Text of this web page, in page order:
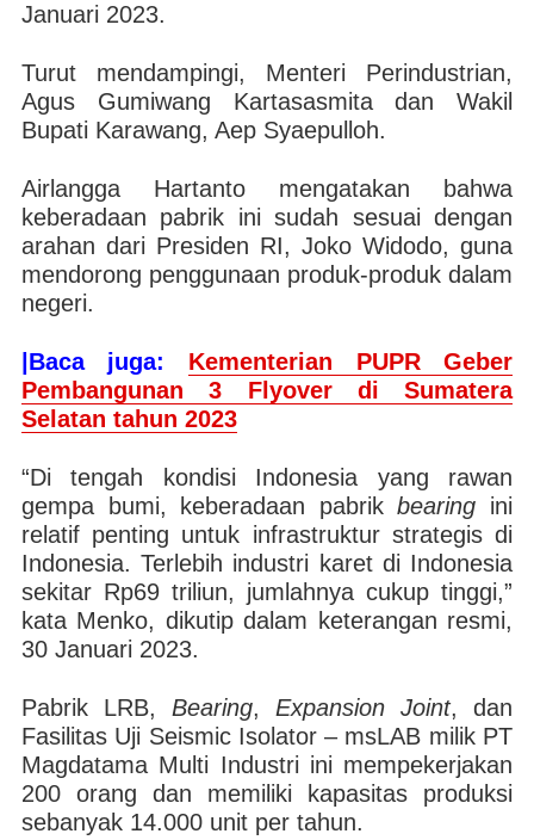
Januari 2023.
Turut mendampingi, Menteri Perindustrian,
Agus Gumiwang Kartasasmita dan Wakil
Bupati Karawang, Aep Syaepulloh.
Airlangga Hartanto mengatakan bahwa
keberadaan pabrik ini sudah sesuai dengan
arahan dari Presiden RI, Joko Widodo, guna
mendorong penggunaan produk-produk dalam
negeri.
|Baca juga: Kementerian PUPR Geber
Pembangunan 3 Flyover di Sumatera
Selatan tahun 2023
“Di tengah kondisi Indonesia yang rawan
gempa bumi, keberadaan pabrikbearing ini
relatif penting untuk infrastruktur strategis di
Indonesia. Terlebih industri karet di Indonesia
sekitar Rp69 triliun, jumlahnya cukup tinggi,”
kata Menko, dikutip dalam keterangan resmi,
30 Januari 2023.
Pabrik LRB, Bearing, Expansion Joint, dan
Fasilitas Uji Seismic Isolator – msLAB milik PT
Magdatama Multi Industri ini mempekerjakan
200 orang dan memiliki kapasitas produksi
sebanyak 14.000 unit per tahun.